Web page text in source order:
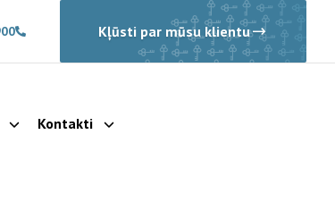
Kļūsti par mūsu klientu
Parādīt apakšizvēlni
Kontakti Parādīt apakšizvēlni